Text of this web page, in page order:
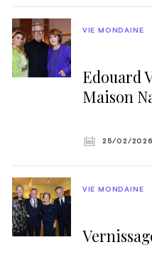
Edouard
Maison
VIE MONDAINE
25/02/2026
VIE MONDAINE